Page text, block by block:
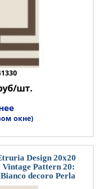
шт.
окне)
Design 20x20
Pattern 20:
decoro Perla